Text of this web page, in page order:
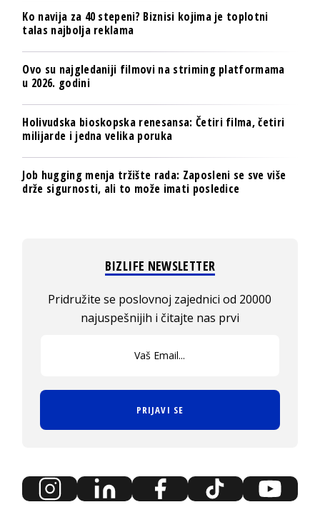
Ko navija za 40 stepeni? Biznisi kojima je toplotni
talas najbolja reklama
Ovo su najgledaniji filmovi na striming platformama
u 2026. godini
Holivudska bioskopska renesansa: Četiri filma, četiri
milijarde i jedna velika poruka
Job hugging menja tržište rada: Zaposleni se sve više
drže sigurnosti, ali to može imati posledice
BIZLIFE NEWSLETTER
Pridružite se poslovnoj zajednici od 20000
najuspešnijih i čitajte nas prvi
PRIJAVI SE